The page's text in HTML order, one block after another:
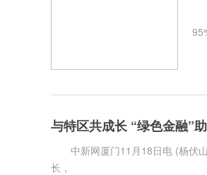
与特区共成长 “绿色金融”
中新网厦门11月18日电 (杨伏山 乐张鋆)自1981年10月厦门经济特区建设第一炮在湖里打响，兴业银行紧跟特区建设步伐，一路相伴成
长，